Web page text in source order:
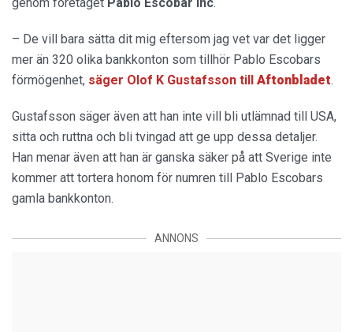
– De vill bara sätta dit mig eftersom jag vet var det ligger
mer än 320 olika bankkonton som tillhör Pablo Escobars
förmögenhet, säger Olof K Gustafsson till Aftonbladet.
Gustafsson säger även att han inte vill bli utlämnad till USA,
sitta och ruttna och bli tvingad att ge upp dessa detaljer.
Han menar även att han är ganska säker på att Sverige inte
kommer att tortera honom för numren till Pablo Escobars
gamla bankkonton.
ANNONS